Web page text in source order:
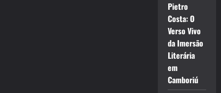
Pietro
Costa: O
Verso Vivo
da Imersão
Literária
em
Camboriú